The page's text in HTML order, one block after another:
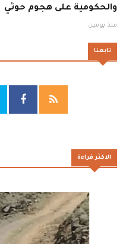
والحكومية على هجوم حوثي
منذ يومين
تابعنا
الاكثر قراءة